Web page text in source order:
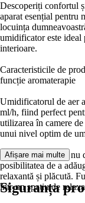
Descoperiți confortul
aparat esențial pentru
locuința
umidificator este ideal
interioare.
Caracteristicile de
funcție aromaterapie
Umidificatorul de aer
ml/h, fiind perfect
utilizarea în camere
unui nivel optim de
Acest umidificator nu
posibilitatea de a
relaxantă și plăcută.
într-un spațiu de
Afișare mai multe
Siguranța